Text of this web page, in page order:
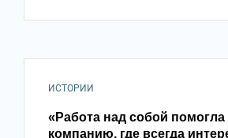
ИСТОРИИ
«Работа над собой помогла
компанию, где всегда